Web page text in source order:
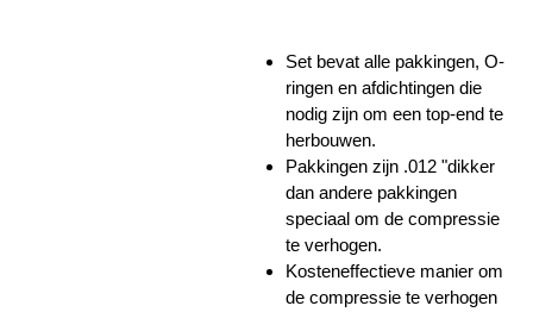
Set bevat alle pakkingen, O-
ringen en afdichtingen die
nodig zijn om een ​​top-end te
herbouwen.
Pakkingen zijn .012 "dikker
dan andere pakkingen
speciaal om de compressie
te verhogen.
Kosteneffectieve manier om
de compressie te verhogen